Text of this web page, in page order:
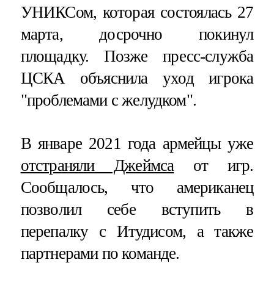
УНИКСом, которая состоялась 27
марта, досрочно покинул
площадку. Позже пресс-служба
ЦСКА объяснила уход игрока
"проблемами с желудком".
В январе 2021 года армейцы уже
отстраняли Джеймсаот игр.
Сообщалось, что американец
позволил себе вступить в
перепалку с Итудисом, а также
партнерами по команде.